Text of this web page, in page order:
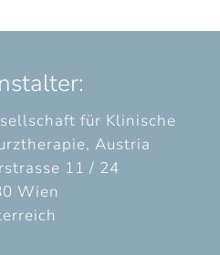
für Klinische
Austria
11 / 24
Wien